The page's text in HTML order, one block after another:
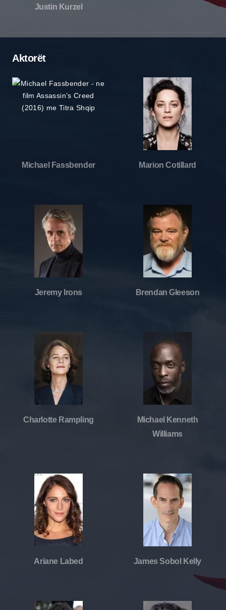
Justin Kurzel
Aktorët
Michael Fassbender Marion Cotillard
Jeremy Irons Brendan Gleeson
Charlotte Rampling
Michael Kenneth
Williams
Ariane Labed James Sobol Kelly